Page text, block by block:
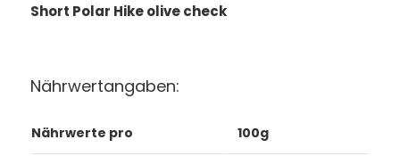
Short Polar Hike olive check
Nährwertangaben:
Nährwerte pro 100g